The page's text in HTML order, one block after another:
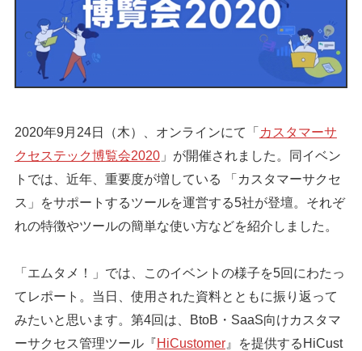
2020年9月24日（木）、オンラインにて「 カスタマーサ
クセステック博覧会2020」が開催されました。同イベン
トでは、近年、重要度が増している 「カスタマーサクセ
ス」をサポートするツールを運営する5社が登壇。それぞ
れの特徴やツールの簡単な使い方などを紹介しました。
「エムタメ！」では、このイベントの様子を5回にわたっ
てレポート。当日、使用された資料とともに振り返って
みたいと思います。第4回は、BtoB・SaaS向けカスタマ
ーサクセス管理ツール『HiCustomer』を提供するHiCust